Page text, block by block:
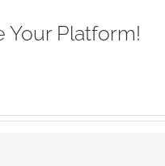
Your Platform!